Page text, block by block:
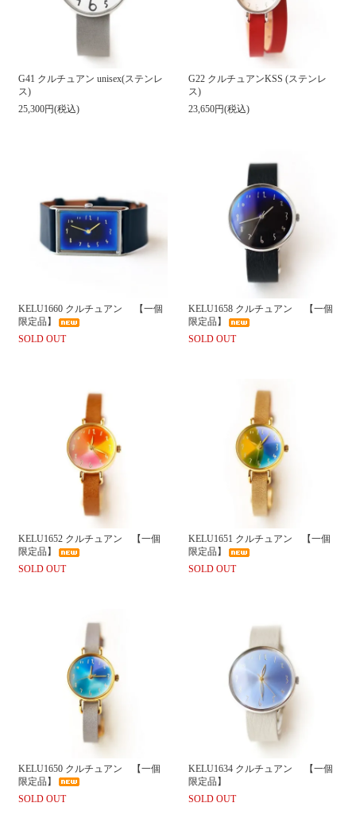
G41 クルチュアン unisex(ステンレ
ス)
25,300円(税込)
G22 クルチュアンKSS (ステンレ
ス)
23,650円(税込)
KELU1660 クルチュアン 【一個
限定品】
SOLD OUT
KELU1658 クルチュアン 【一個
限定品】
SOLD OUT
KELU1652 クルチュアン 【一個
限定品】
SOLD OUT
KELU1651 クルチュアン 【一個
限定品】
SOLD OUT
KELU1650 クルチュアン 【一個
限定品】
SOLD OUT
KELU1634 クルチュアン 【一個
限定品】
SOLD OUT